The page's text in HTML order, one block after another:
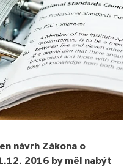
návrh Zákona o
2016 by měl nabýt